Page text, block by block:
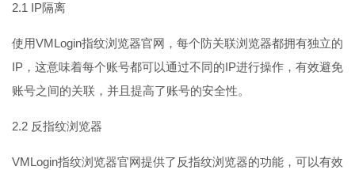
2.1 IP隔离
使用VMLogin指纹浏览器官网，每个防关联浏览器都拥有独立的
IP，这意味着每个账号都可以通过不同的IP进行操作，有效避免
账号之间的关联，并且提高了账号的安全性。
2.2 反指纹浏览器
VMLogin指纹浏览器官网提供了反指纹浏览器的功能，可以有效